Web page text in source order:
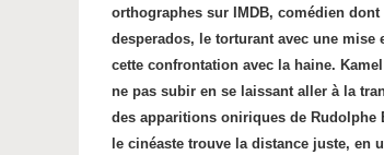
orthographes sur IMDB, comédien
desperados, le torturant avec une mise
cette confrontation avec la haine.
ne pas subir en se laissant aller à la
des apparitions oniriques de Rudolphe
le cinéaste trouve la distance juste, en